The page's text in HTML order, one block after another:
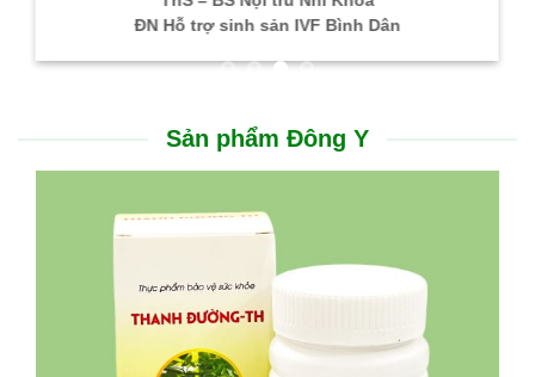
ĐN Hỗ trợ sinh sản IVF Bình Dân
Sản phẩm Đông Y